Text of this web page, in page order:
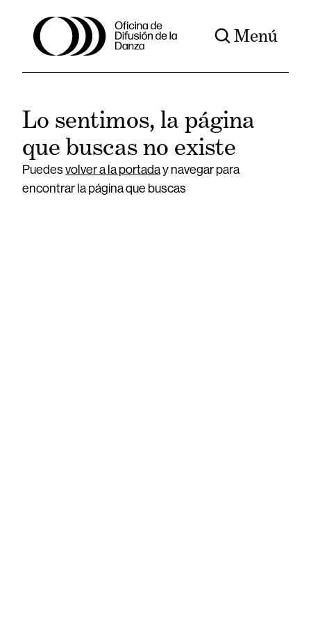
Menú
Lo sentimos, la página
que buscas no existe
Puedesvolver a la portaday navegar para
encontrar la página que buscas